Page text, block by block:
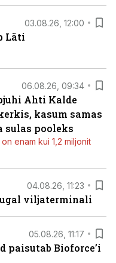
03.08.26, 12:00
Läti
06.08.26, 09:34
Ahti Kalde
kasum samas
pooleks
enam kui 1,2 miljonit
04.08.26, 11:23
viljaterminali
05.08.26, 11:17
paisutab Bioforce’i